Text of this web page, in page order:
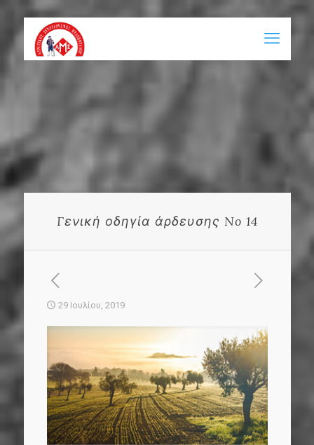
Γενική οδηγία άρδευσης No 14
29 Ιουλίου, 2019